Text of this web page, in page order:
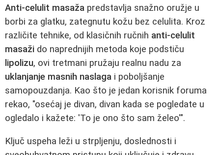
Anti-celulit masaža predstavlja snažno oružje u
borbi za glatku, zategnutu kožu bez celulita. Kroz
različite tehnike, od klasičnih ručnih anti-celulit
masaži do naprednijih metoda koje podstiču
lipolizu, ovi tretmani pružaju realnu nadu za
uklanjanje masnih naslaga i poboljšanje
samopouzdanja. Kao što je jedan korisnik foruma
rekao, "osećaj je divan, divan kada se pogledate u
ogledalo i kažete: 'To je ono što sam želeo'".
Ključ uspeha leži u strpljenju, doslednosti i